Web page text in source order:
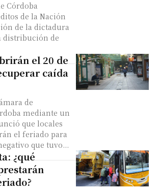
Córdoba
de la Nación
de la dictadura
distribución de
el 20 de
caída
de
mediante un
que locales
el feriado para
que tuvo...
¿qué